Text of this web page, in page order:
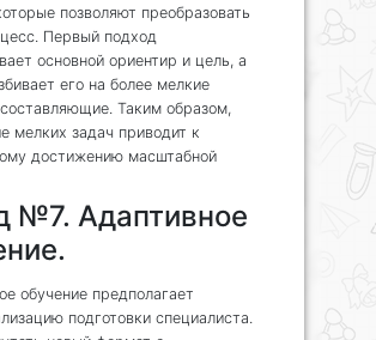
позволяют преобразовать
Первый подход
основной ориентир и цель, а
его на более мелкие
Таким образом,
мелких задач приводит к
достижению масштабной
№7. Адаптивное
обучение предполагает
подготовки специалиста.